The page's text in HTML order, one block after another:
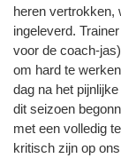
heren vertrokken,
ingeleverd.
voor de coach-
om hard te
dag na het
dit seizoen
met een volledig
kritisch zijn op